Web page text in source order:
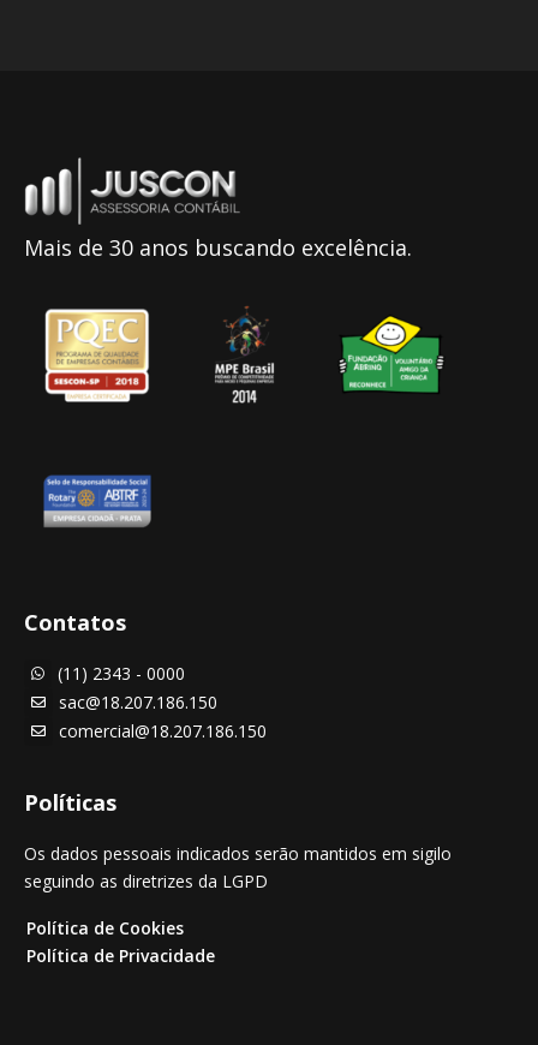
Mais de 30 anos buscando excelência.
Contatos
 (11) 2343 - 0000
 sac@18.207.186.150
 comercial@18.207.186.150
Políticas
Os dados pessoais indicados serão mantidos em sigilo
seguindo as diretrizes da LGPD
Política de Cookies
Política de Privacidade